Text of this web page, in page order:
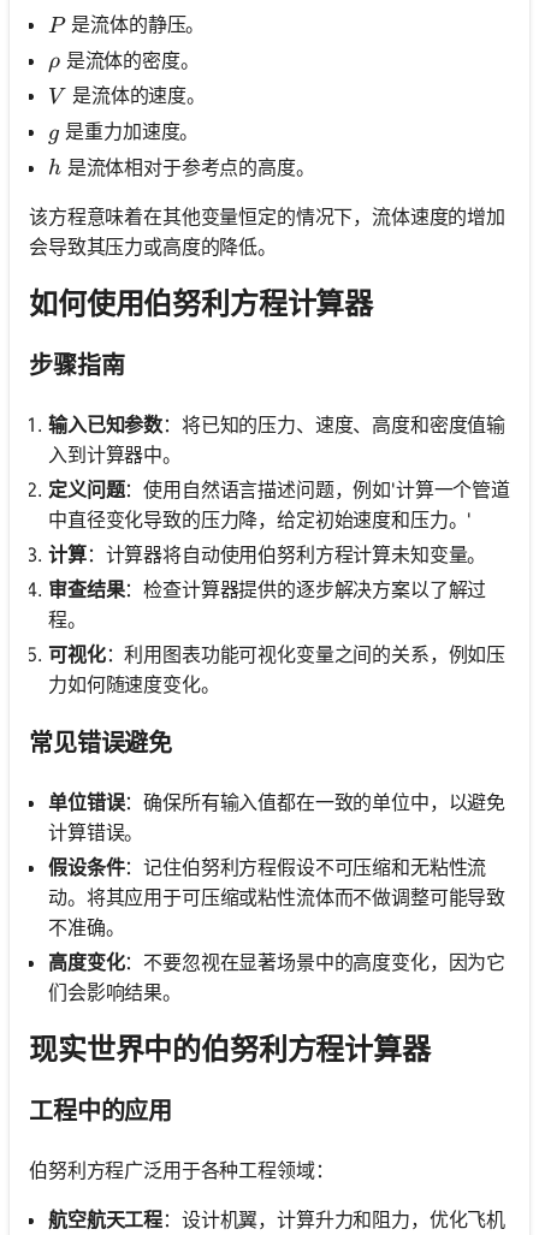
P
P是流体的静压。
\rho
ρ是流体的密度。
V
V 是流体的速度。
g
g 是重力加速度。
h
h是流体相对于参考点的高度。
该方程意味着在其他变量恒定的情况下，流体速度的增加
会导致其压力或高度的降低。
如何使用伯努利方程计算器
步骤指南
输入已知参数：将已知的压力、速度、高度和密度值输
入到计算器中。
定义问题：使用自然语言描述问题，例如'计算一个管道
中直径变化导致的压力降，给定初始速度和压力。'
计算：计算器将自动使用伯努利方程计算未知变量。
审查结果：检查计算器提供的逐步解决方案以了解过
程。
可视化：利用图表功能可视化变量之间的关系，例如压
力如何随速度变化。
常见错误避免
单位错误：确保所有输入值都在一致的单位中，以避免
计算错误。
假设条件：记住伯努利方程假设不可压缩和无粘性流
动。将其应用于可压缩或粘性流体而不做调整可能导致
不准确。
高度变化：不要忽视在显著场景中的高度变化，因为它
们会影响结果。
现实世界中的伯努利方程计算器
工程中的应用
伯努利方程广泛用于各种工程领域：
航空航天工程：设计机翼，计算升力和阻力，优化飞机